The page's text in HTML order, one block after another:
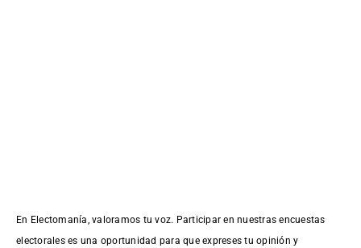
En Electomanía, valoramos tu voz. Participar en nuestras encuestas
electorales es una oportunidad para que expreses tu opinión y